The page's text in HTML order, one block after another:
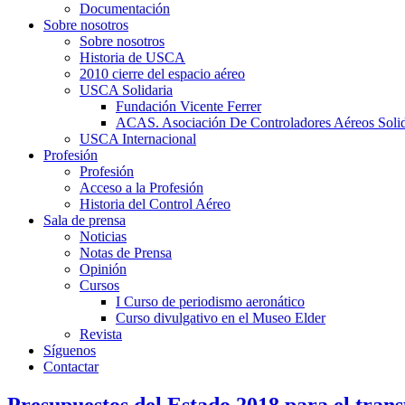
Documentación
Sobre nosotros
Sobre nosotros
Historia de USCA
2010 cierre del espacio aéreo
USCA Solidaria
Fundación Vicente Ferrer
ACAS. Asociación De Controladores Aéreos
USCA Internacional
Profesión
Profesión
Acceso a la Profesión
Historia del Control Aéreo
Sala de prensa
Noticias
Notas de Prensa
Opinión
Cursos
I Curso de periodismo aeronático
Curso divulgativo en el Museo Elder
Revista
Síguenos
Contactar